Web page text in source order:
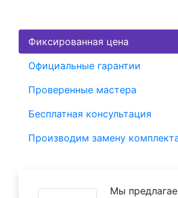
Фиксированная цена
Официальные гарантии
Проверенные мастера
Бесплатная консультация
Производим замену
Мы